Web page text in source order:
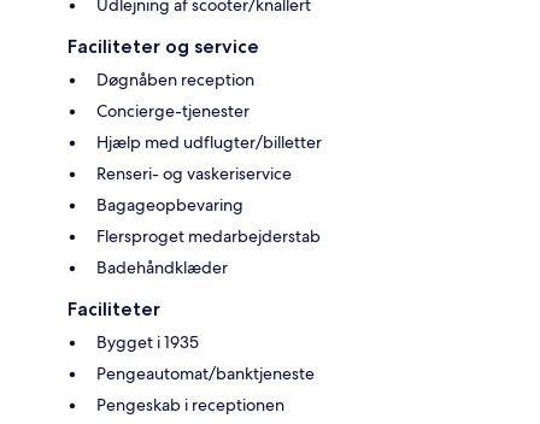
Udlejning af scooter/knallert
Faciliteter og service
Døgnåben reception
Concierge-tjenester
Hjælp med udflugter/billetter
Renseri- og vaskeriservice
Bagageopbevaring
Flersproget medarbejderstab
Badehåndklæder
Faciliteter
Bygget i 1935
Pengeautomat/banktjeneste
Pengeskab i receptionen